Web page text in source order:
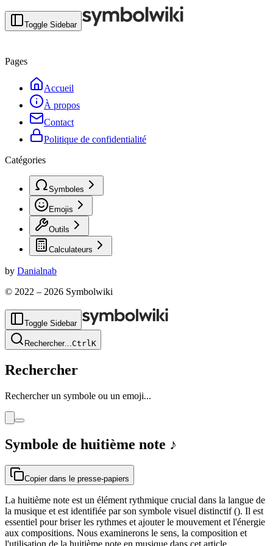
Toggle Sidebar
Pages
Accueil
À propos
Contact
Politique de confidentialité
Catégories
Symboles
Emojis
Outils
Calculateurs
by Danialnab
© 2022 – 2026 Symbolwiki
Toggle Sidebar
Rechercher...CtrlK
Rechercher
Rechercher un symbole ou un emoji...
Symbole de huitième note ♪
Copier dans le presse-papiers
La huitième note est un élément rythmique crucial dans la langue de
la musique et est identifiée par son symbole visuel distinctif (). Il est
essentiel pour briser les rythmes et ajouter le mouvement et l'énergie
aux compositions. Nous examinerons le sens, la composition et
l'utilisation de la huitième note en musique dans cet article.